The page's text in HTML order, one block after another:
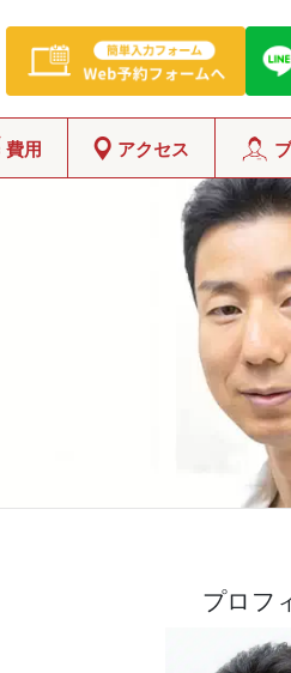
費用 アクセス
プロフ